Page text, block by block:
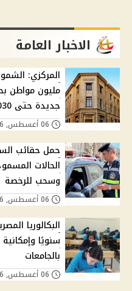
الاخبار العامة
مليون مواطن
جديدة حتى 2030
حمل حقائب
الحالات
وسحب للرخصة
سنويًا
بالجامعات